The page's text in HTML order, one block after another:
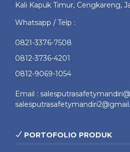
Kali Kapuk Timur, Cengkareng,
Whatsapp / Telp :
0821-3376-7508
0812-3736-4201
0812-9069-1054
Email :
PORTOFOLIO PRODUK